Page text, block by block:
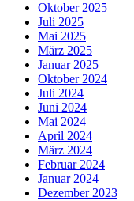
Oktober 2025
Juli 2025
Mai 2025
März 2025
Januar 2025
Oktober 2024
Juli 2024
Juni 2024
Mai 2024
April 2024
März 2024
Februar 2024
Januar 2024
Dezember 2023